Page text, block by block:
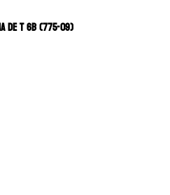
DE T 6B (775-09)